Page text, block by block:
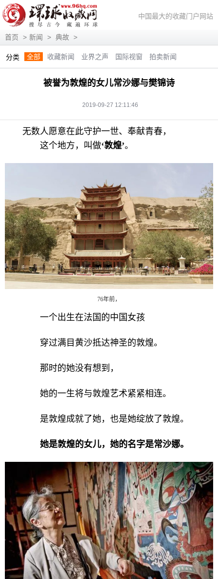
中国最大的收藏门户网站
首页 > 新闻 > 典故 >
分类 全部 收藏新闻 业界之声 国际视窗
拍卖新闻
展会信息
艺术投资 人物访谈 评论观察
视频访谈
藏趣逸闻
艺术评论 快讯 滚动 动态
被誉为敦煌的女儿常沙娜与樊锦诗
2019-09-27 12:11:46
无数人愿意在此守护一世、奉献青春，
这个地方，叫做‘敦煌’。
76年前，
一个出生在法国的中国女孩
穿过满目黄沙抵达神圣的敦煌。
那时的她没有想到，
她的一生将与敦煌艺术紧紧相连。
是敦煌成就了她，也是她绽放了敦煌。
她是敦煌的女儿，她的名字是常沙娜。